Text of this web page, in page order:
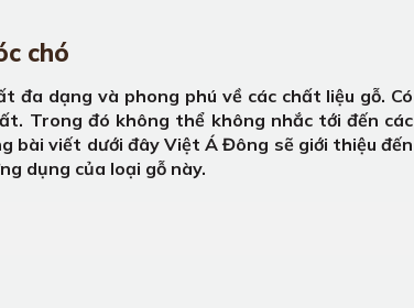
chó
dạng và phong phú về các chất liệu gỗ. Có
Trong đó không thể không nhắc tới đến các
bài viết dưới đây Việt Á Đông sẽ giới thiệu đến
dụng của loại gỗ này.